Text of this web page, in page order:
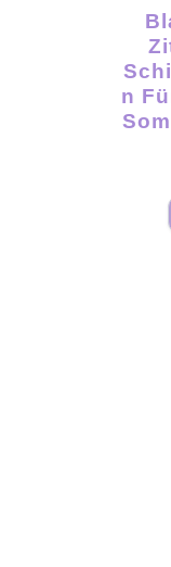
Blaubeer-
N